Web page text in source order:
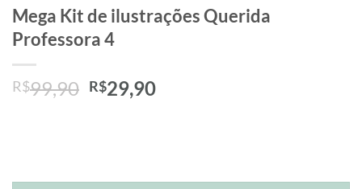
Mega Kit de ilustrações Querida
Professora 4
R$99,90 O
preço
R$29,90O